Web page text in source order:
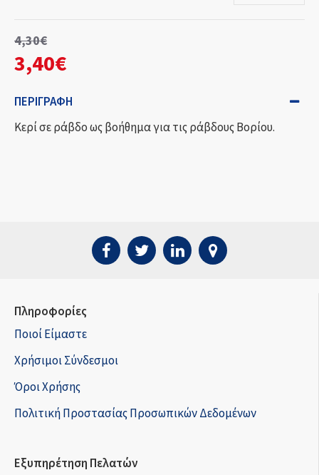
3,40€
4,30€
ΠΕΡΙΓΡΑΦΉ
Κερί σε ράβδο ως βοήθημα για τις ράβδους Βορίου.
Πληροφορίες
Ποιοί Είμαστε
Χρήσιμοι Σύνδεσμοι
Όροι Χρήσης
Πολιτική Προστασίας Προσωπικών Δεδομένων
Εξυπηρέτηση Πελατών